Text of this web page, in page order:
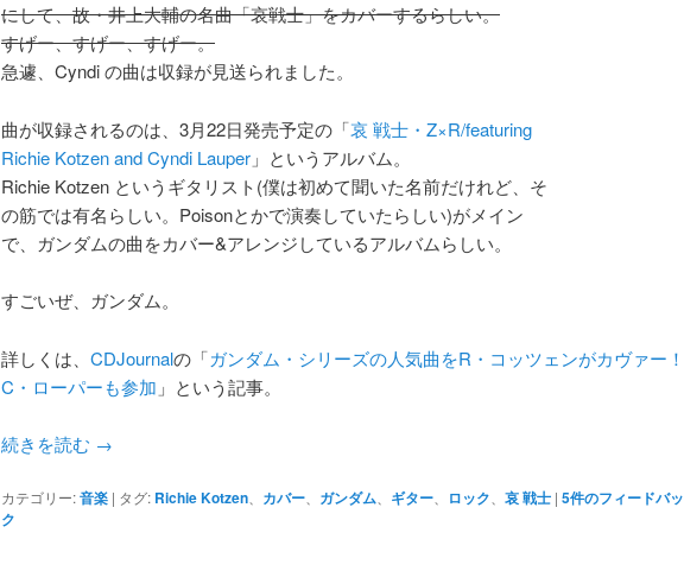
にして、故・井上大輔の名曲「哀戦士」をカバーするらしい。
すげー、すげー、すげー。
急遽、Cyndi の曲は収録が見送られました。
曲が収録されるのは、3月22日発売予定の「哀 戦士・Z×R/featuring
Richie Kotzen and Cyndi Lauper 」というアルバム。
Richie Kotzen というギタリスト(僕は初めて聞いた名前だけれど、そ
の筋では有名らしい。Poisonとかで演奏していたらしい)がメイン
で、ガンダムの曲をカバー&アレンジしているアルバムらしい。
すごいぜ、ガンダム。
詳しくは、 CDJournalの「ガンダム・シリーズの人気曲をR・コッツェンがカヴァー！
C・ローパーも参加 」という記事。
続きを読む →
カテゴリー:音楽 | タグ: Richie Kotzen カバー ガンダム ギター ロック 哀 戦士 | 5件のフィードバッ
ク